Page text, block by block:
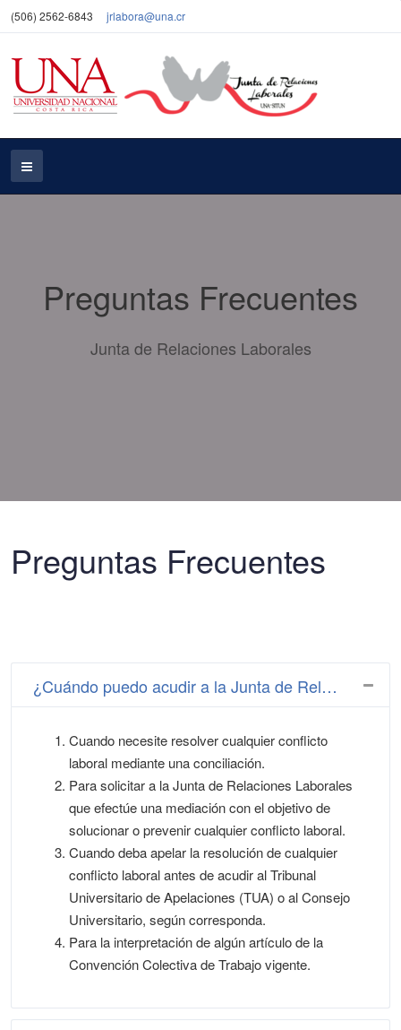
(506) 2562-6843 jrlabora@una.cr
Preguntas Frecuentes
Junta de Relaciones Laborales
Preguntas Frecuentes
¿Cuándo puedo acudir a la Junta de Relaciones Laborales?
Cuando necesite resolver cualquier conflicto
laboral mediante una conciliación.
Para solicitar a la Junta de Relaciones Laborales
que efectúe una mediación con el objetivo de
solucionar o prevenir cualquier conflicto laboral.
Cuando deba apelar la resolución de cualquier
conflicto laboral antes de acudir al Tribunal
Universitario de Apelaciones (TUA) o al Consejo
Universitario, según corresponda.
Para la interpretación de algún artículo de la
Convención Colectiva de Trabajo vigente.